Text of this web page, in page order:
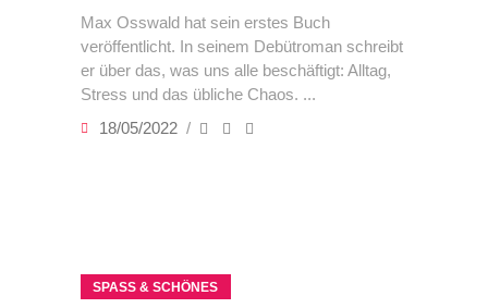
Max Osswald hat sein erstes Buch
veröffentlicht. In seinem Debütroman schreibt
er über das, was uns alle beschäftigt: Alltag,
Stress und das übliche Chaos.
18/05/2022
SPASS & SCHÖNES